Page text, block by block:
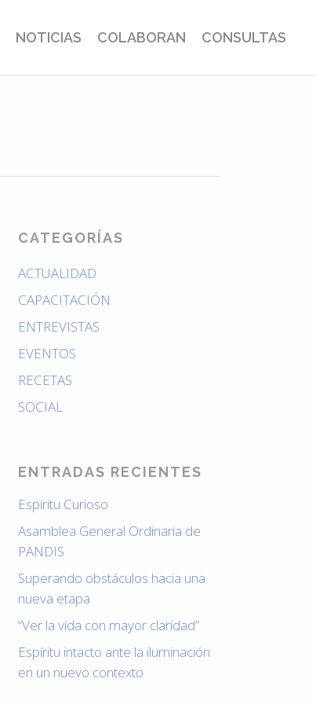
NOTICIAS COLABORAN CONSULTAS
CATEGORÍAS
ACTUALIDAD
CAPACITACIÓN
ENTREVISTAS
EVENTOS
RECETAS
SOCIAL
ENTRADAS RECIENTES
Espíritu Curioso
Asamblea General Ordinaria de
PANDIS
Superando obstáculos hacia una
nueva etapa
“Ver la vida con mayor claridad”
Espíritu intacto ante la iluminación
en un nuevo contexto